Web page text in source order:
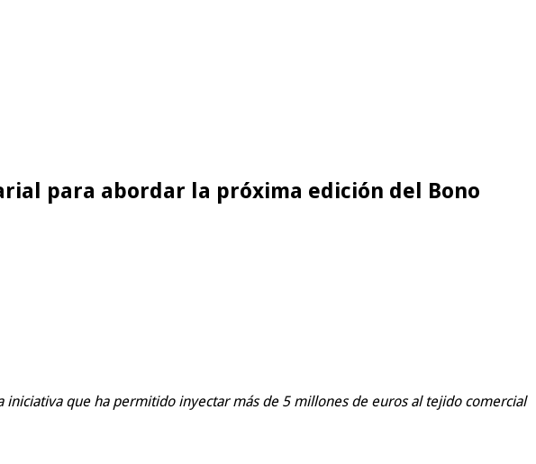
para abordar la próxima edición del Bono
que ha permitido inyectar más de 5 millones de euros al tejido comercial